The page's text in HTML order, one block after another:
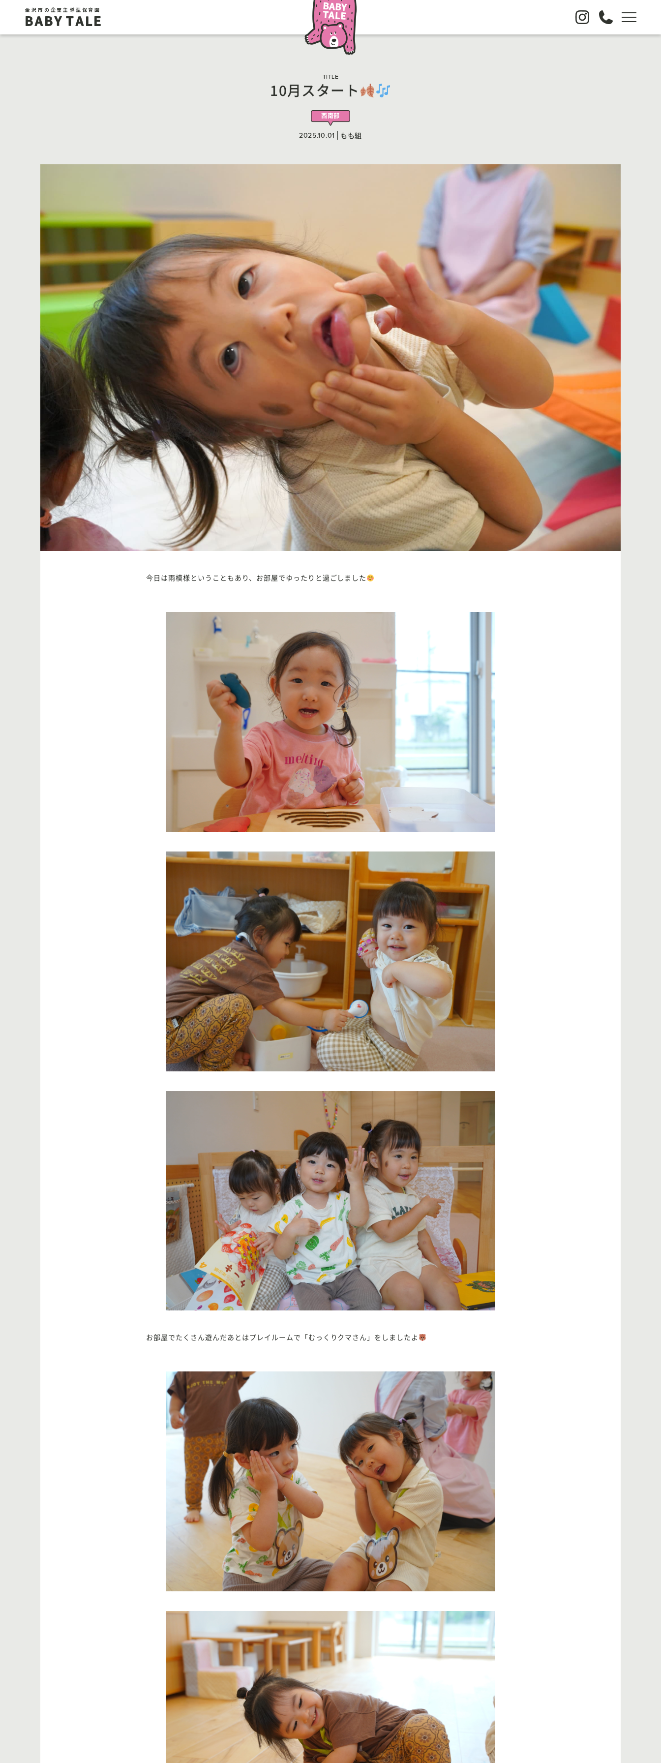
金沢市の企業主導型保育園
BABY TALE
TITLE
10月スタート
西南部
2025.10.01 もも組
今日は雨模様ということもあり、お部屋でゆったりと過ごしました
お部屋でたくさん遊んだあとはプレイルームで「むっくりクマさん」をしましたよ